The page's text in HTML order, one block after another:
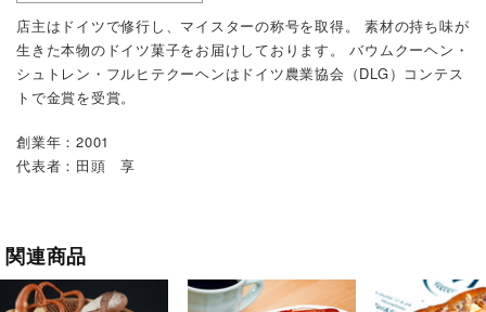
店主はドイツで修行し、マイスターの称号を取得。 素材の持ち味が
生きた本物のドイツ菓子をお届けしております。 バウムクーヘン・
シュトレン・フルヒテクーヘンはドイツ農業協会（DLG）コンテス
トで金賞を受賞。
創業年：2001
代表者：田頭 享
関連商品